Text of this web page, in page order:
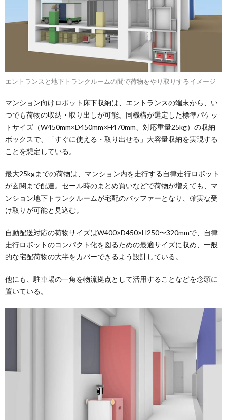
エントランスと地下トランクルームの間で荷物をやり取りするイメージ
マンション向けロボット床下収納は、エントランスの端末から、い
つでも荷物の収納・取り出しが可能。同機構が選定した標準パケッ
トサイズ（W450mm×D450mm×H470mm、対応重量25kg）の収納
ボックスで、「すぐに使える・取り出せる」大容量収納を実現する
ことを想定している。
最大25kgまでの荷物は、マンション内を走行する自律走行ロボット
が玄関まで配達。セール時のまとめ買いなどで荷物が増えても、マ
ンション地下トランクルームが宅配のバッファーとなり、確実な受
け取りが可能と見込む。
自動配送対応の荷物サイズはW400×D450×H250〜320mmで、自律
走行ロボットのコンパクト化を図るための最適サイズに収め、一般
的な宅配荷物の大半をカバーできるよう設計している。
他にも、駐車場の一角を物流拠点として活用することなどを念頭に
置いている。